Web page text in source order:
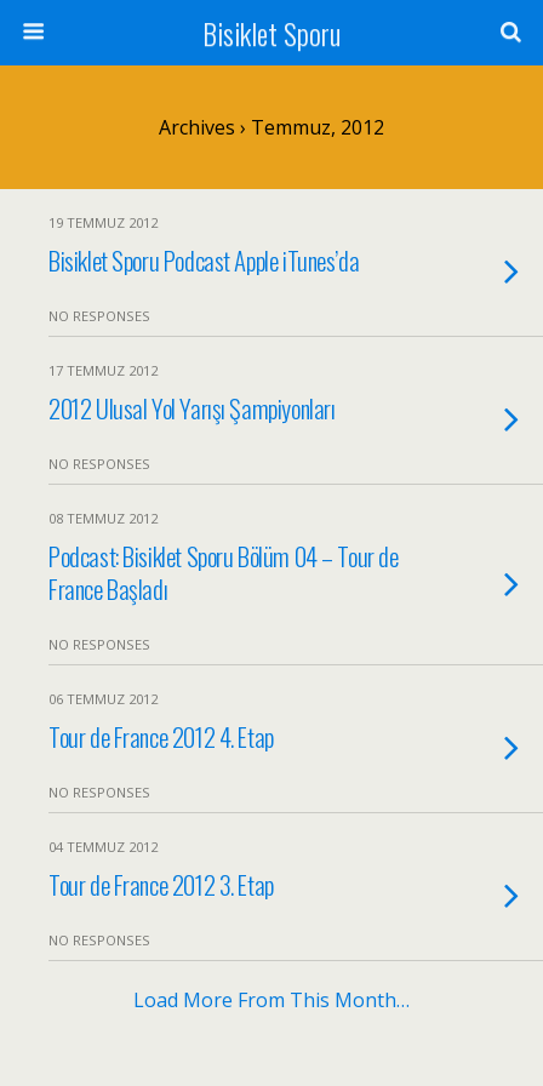
Bisiklet Sporu
Archives › Temmuz, 2012
19 TEMMUZ 2012
Bisiklet Sporu Podcast Apple iTunes’da
NO RESPONSES
17 TEMMUZ 2012
2012 Ulusal Yol Yarışı Şampiyonları
NO RESPONSES
08 TEMMUZ 2012
Podcast: Bisiklet Sporu Bölüm 04 – Tour de
France Başladı
NO RESPONSES
06 TEMMUZ 2012
Tour de France 2012 4. Etap
NO RESPONSES
04 TEMMUZ 2012
Tour de France 2012 3. Etap
NO RESPONSES
Load More From This Month…